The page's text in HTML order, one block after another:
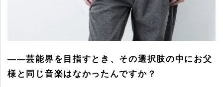
――芸能界を目指すとき、その選択肢の中にお父
様と同じ音楽はなかったんですか？